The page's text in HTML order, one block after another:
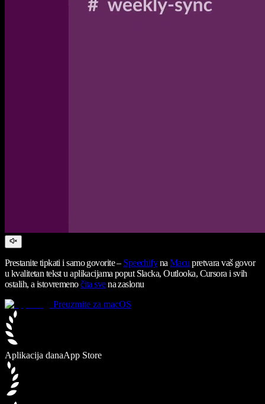
Prestanite tipkati i samo govorite – SpeechifynaMacu pretvara vaš govor
u kvalitetan tekst u aplikacijama poput Slacka, Outlooka, Cursora i svih
ostalih, a istovremenočita svena zaslonu
Preuzmite za macOS
Aplikacija danaApp Store